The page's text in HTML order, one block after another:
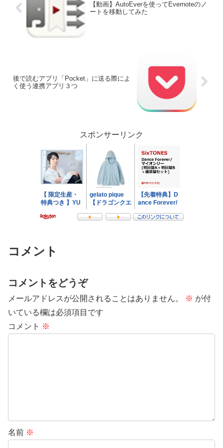
【動画】AutoEverを使ってEvernoteのノ
ートを移動してみた
後で読むアプリ「Pocket」に送る際によ
く使う連携アプリ３つ
スポンサーリンク
コメント
コメントをどうぞ
メールアドレスが公開されることはありません。 ※ が付
いている欄は必須項目です
コメント ※
名前 ※